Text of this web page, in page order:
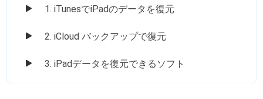
1. iTunesでiPadのデータを復元
2. iCloud バックアップで復元
3. iPadデータを復元できるソフト